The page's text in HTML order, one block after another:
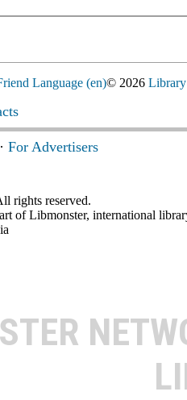
Language (en)© 2026
· For Advertisers
rights reserved.
of Libmonster, international